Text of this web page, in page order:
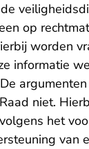
op
worden
informatie
niet.
het
van